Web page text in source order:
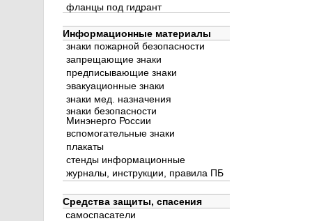
Средства защиты, спасения
Информационные материалы
фланцы под гидрант
знаки пожарной безопасности
запрещающие знаки
предписывающие знаки
эвакуационные знаки
знаки мед. назначения
знаки безопасности
Минэнерго России
вспомогательные знаки
плакаты
стенды информационные
журналы, инструкции, правила ПБ
самоспасатели